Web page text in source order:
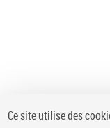
Ce site utilise des